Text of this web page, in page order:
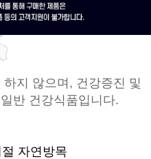
지 않으며, 건강증진 및
반 건강식품입니다.
자연방목